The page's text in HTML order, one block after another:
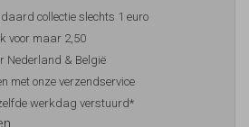
collectie slechts 1 euro
voor maar 2,50
Nederland & België
met onze verzendservice
werkdag verstuurd*